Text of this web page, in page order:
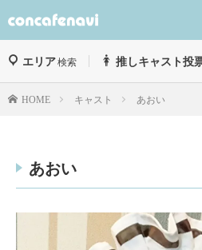
エリア検索 推しキャスト投
HOME キャスト あおい
あおい